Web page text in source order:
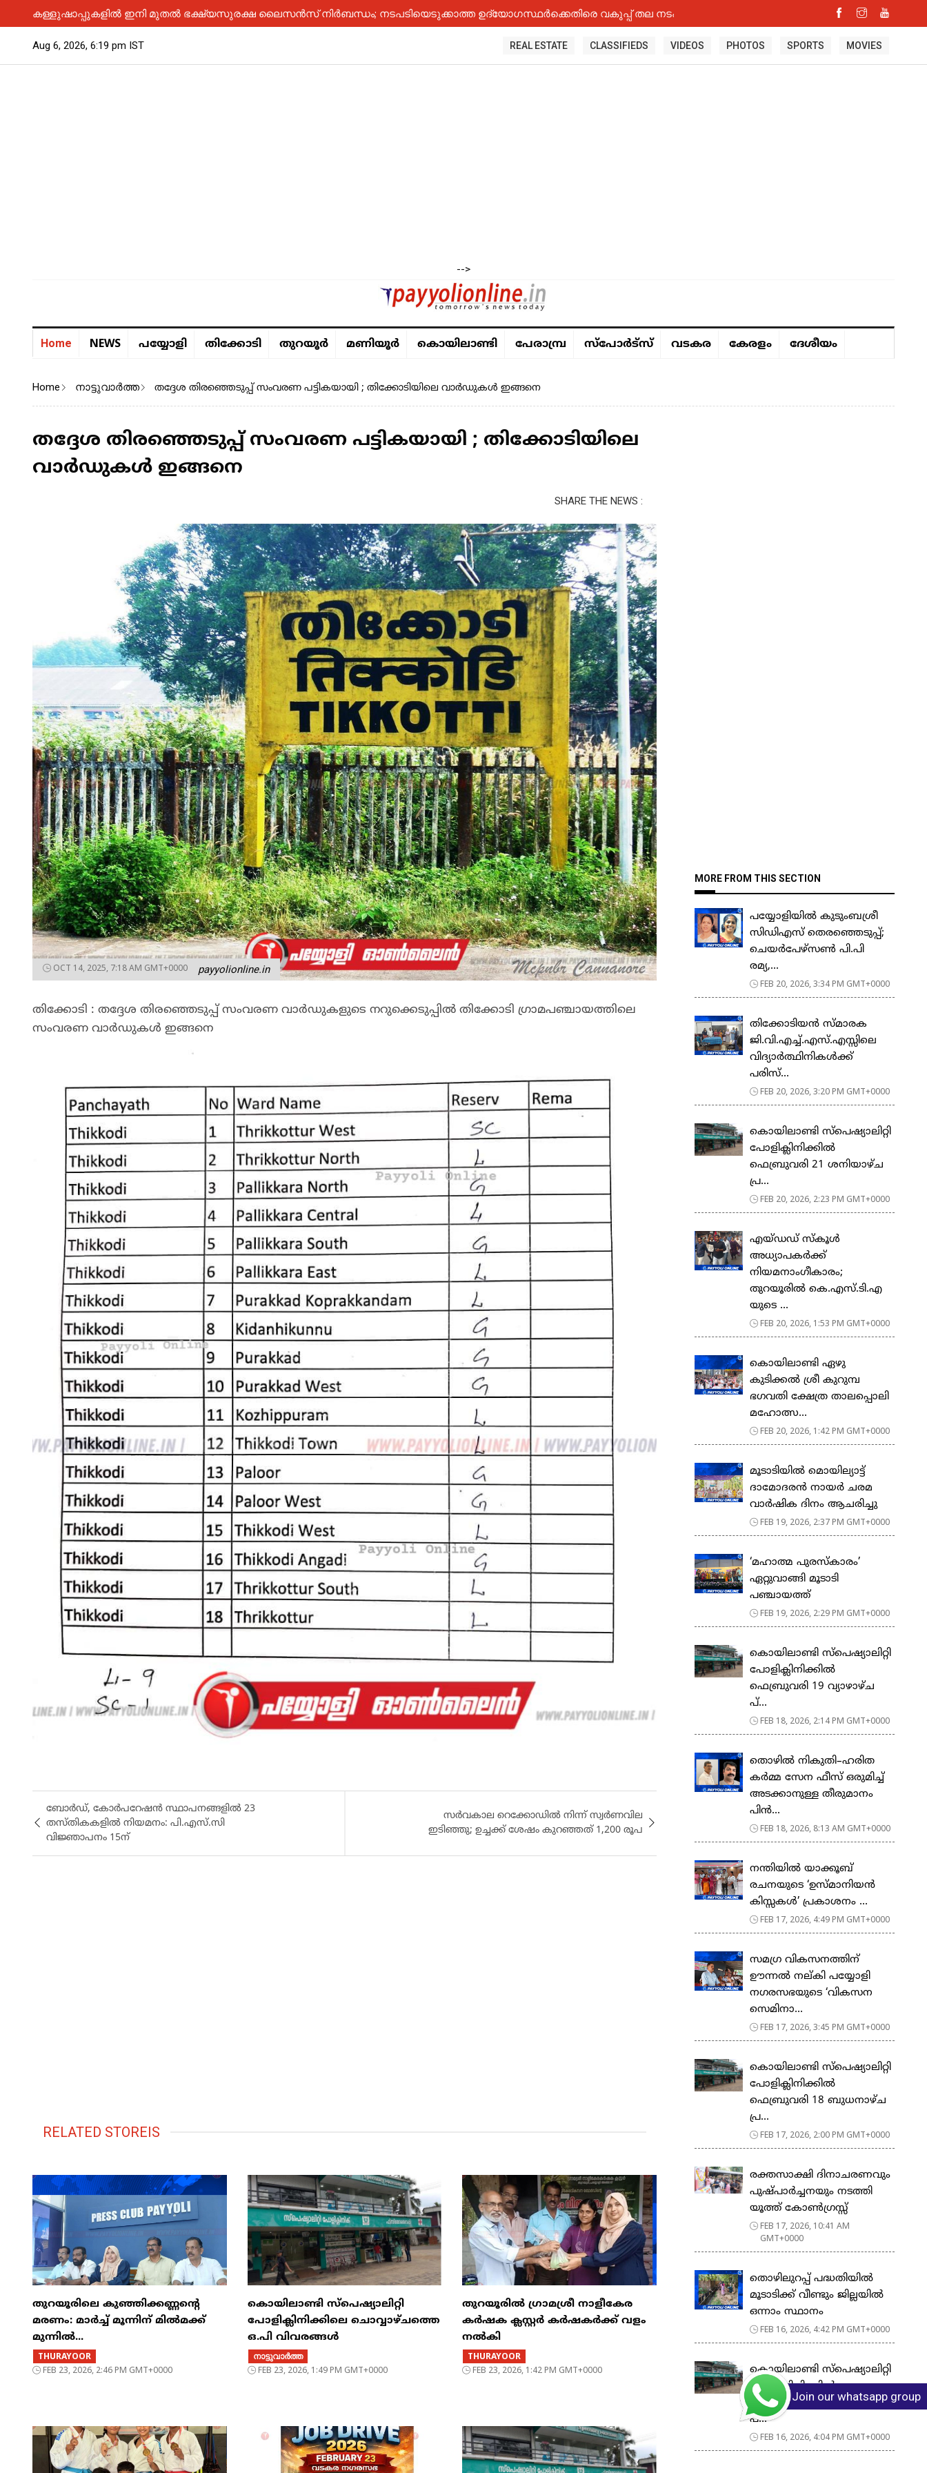
കള്ളുഷാപ്പുകളിൽ ഇനി മുതൽ ഭക്ഷ്യസുരക്ഷ ലൈസൻസ് നിർബന്ധം; നടപടിയെടുക്കാത്ത ഉദ്യോ​ഗസ്ഥർക്കെതിരെ വകുപ്പ് തല നടപടി
Aug 6, 2026, 6:19 pm IST REAL ESTATE CLASSIFIEDS VIDEOS PHOTOS SPORTS MOVIES
-->
Home NEWS പയ്യോളി തിക്കോടി തുറയൂര്‍ മണിയൂര്‍ കൊയിലാണ്ടി പേരാമ്പ്ര സ്പോർട്സ് വടകര കേരളം ദേശീയം
Home നാട്ടുവാര്‍ത്ത തദ്ദേശ തിരഞ്ഞെടുപ്പ് സംവരണ പട്ടികയായി ; തിക്കോടിയിലെ വാർഡുകൾ ഇങ്ങനെ
തദ്ദേശ തിരഞ്ഞെടുപ്പ് സംവരണ പട്ടികയായി ; തിക്കോടിയിലെ
വാർഡുകൾ ഇങ്ങനെ
SHARE THE NEWS :
OCT 14, 2025, 7:18 AM GMT+0000 payyolionline.in
തിക്കോടി : തദ്ദേശ തിരഞ്ഞെടുപ്പ് സംവരണ വാർഡുകളുടെ നറുക്കെടുപ്പിൽ തിക്കോടി ഗ്രാമപഞ്ചായത്തിലെ
സംവരണ വാർഡുകൾ ഇങ്ങനെ
ബോർഡ്, കോർപറേഷൻ സ്ഥാപനങ്ങളിൽ 23
തസ്തികകളിൽ നിയമനം: പി.എസ്.സി
വിജ്ഞാപനം 15ന്
സർവകാല റെക്കോഡിൽ നിന്ന് സ്വർണവില
ഇടിഞ്ഞു; ഉച്ചക്ക് ശേഷം കുറഞ്ഞത് 1,200 രൂപ
RELATED STOREIS
തുറയൂരിലെ കുഞ്ഞിക്കണ്ണന്റെ
മരണം: മാർച്ച്‌ മൂന്നിന് മിൽമക്ക്
മുന്നിൽ...
THURAYOOR
FEB 23, 2026, 2:46 PM GMT+0000
കൊയിലാണ്ടി സ്പെഷ്യാലിറ്റി
പോളിക്ലിനിക്കിലെ ചൊവ്വാഴ്ചത്തെ
ഒ.പി വിവരങ്ങൾ
നാട്ടുവാര്‍ത്ത
FEB 23, 2026, 1:49 PM GMT+0000
തുറയൂരിൽ ഗ്രാമശ്രീ നാളീകേര
കർഷക ക്ലസ്റ്റർ കർഷകർക്ക് വളം
നൽകി
THURAYOOR
FEB 23, 2026, 1:42 PM GMT+0000
MORE FROM THIS SECTION
പയ്യോളിയിൽ കുടുംബശ്രീ
സിഡിഎസ് തെരഞ്ഞെടുപ്പ്;
ചെയർപേഴ്സൺ പി.പി
രമ്യ,...
FEB 20, 2026, 3:34 PM GMT+0000
തിക്കോടിയൻ സ്മാരക
ജി.വി.എച്ച്.എസ്.എസ്സിലെ
വിദ്യാർത്ഥിനികൾക്ക്
പരിസ്...
FEB 20, 2026, 3:20 PM GMT+0000
കൊയിലാണ്ടി സ്പെഷ്യാലിറ്റി
പോളിക്ലിനിക്കിൽ
ഫെബ്രുവരി 21 ശനിയാഴ്ച
പ്ര...
FEB 20, 2026, 2:23 PM GMT+0000
എയ്ഡഡ് സ്കൂൾ
അധ്യാപകർക്ക്
നിയമനാംഗീകാരം;
തുറയൂരിൽ കെ.എസ്.ടി.എ
യുടെ ...
FEB 20, 2026, 1:53 PM GMT+0000
കൊയിലാണ്ടി ഏഴു
കുടിക്കൽ ശ്രീ കുറുമ്പ
ഭഗവതി ക്ഷേത്ര താലപ്പൊലി
മഹോത്സ...
FEB 20, 2026, 1:42 PM GMT+0000
മൂടാടിയിൽ മൊയില്യാട്ട്
ദാമോദരൻ നായർ ചരമ
വാർഷിക ദിനം ആചരിച്ചു
FEB 19, 2026, 2:37 PM GMT+0000
‘മഹാത്മ പുരസ്കാരം’
ഏറ്റുവാങ്ങി മൂടാടി
പഞ്ചായത്ത്
FEB 19, 2026, 2:29 PM GMT+0000
കൊയിലാണ്ടി സ്പെഷ്യാലിറ്റി
പോളിക്ലിനിക്കിൽ
ഫെബ്രുവരി 19 വ്യാഴാഴ്ച
പ്...
FEB 18, 2026, 2:14 PM GMT+0000
തൊഴിൽ നികുതി–ഹരിത
കർമ്മ സേന ഫീസ് ഒരുമിച്ച്
അടക്കാനുള്ള തീരുമാനം
പിൻ...
FEB 18, 2026, 8:13 AM GMT+0000
നന്തിയിൽ യാക്കൂബ്
രചനയുടെ ‘ഉസ്മാനിയൻ
കിസ്സകൾ’ പ്രകാശനം ...
FEB 17, 2026, 4:49 PM GMT+0000
സമഗ്ര വികസനത്തിന്
ഊന്നൽ നല്കി പയ്യോളി
നഗരസഭയുടെ ‘വികസന
സെമിനാ...
FEB 17, 2026, 3:45 PM GMT+0000
കൊയിലാണ്ടി സ്പെഷ്യാലിറ്റി
പോളിക്ലിനിക്കിൽ
ഫെബ്രുവരി 18 ബുധനാഴ്ച
പ്ര...
FEB 17, 2026, 2:00 PM GMT+0000
രക്തസാക്ഷി ദിനാചരണവും
പുഷ്പാർച്ചനയും നടത്തി
യൂത്ത് കോൺഗ്രസ്സ്
FEB 17, 2026, 10:41 AM
GMT+0000
തൊഴിലുറപ്പ് പദ്ധതിയിൽ
മൂടാടിക്ക് വീണ്ടും ജില്ലയിൽ
ഒന്നാം സ്ഥാനം
FEB 16, 2026, 4:42 PM GMT+0000
കൊയിലാണ്ടി സ്പെഷ്യാലിറ്റി
പോളിക്ലിനിക്കിൽ
ഫെബ്രുവരി 17 ചൊവ്വാഴ്ച
പ്...
FEB 16, 2026, 4:04 PM GMT+0000
Join our whatsapp group